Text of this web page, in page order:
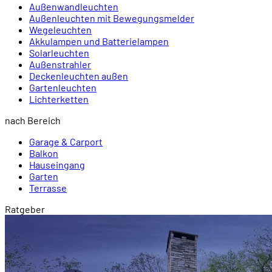
Außenwandleuchten
Außenleuchten mit Bewegungsmelder
Wegeleuchten
Akkulampen und Batterielampen
Solarleuchten
Außenstrahler
Deckenleuchten außen
Gartenleuchten
Lichterketten
nach Bereich
Garage & Carport
Balkon
Hauseingang
Garten
Terrasse
Ratgeber